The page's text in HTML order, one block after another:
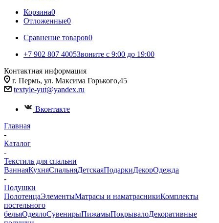
Корзина0
Отложенные0
Сравнение товаров0
+7 902 807 4005Звоните с 9:00 до 19:00
Контактная информация
г. Пермь, ул. Максима Горького,45
textyle-yut@yandex.ru
Вконтакте
Главная
-
Каталог
-
Текстиль для спальни
ВаннаяКухняСпальняДетскаяПодаркиДекорОдежда
-
Подушки
ПолотенцаЭлементыМатрасы и наматрасникиКомплекты
постельного
бельяОдеялоСувенирыПижамыПокрывалоДекоративные